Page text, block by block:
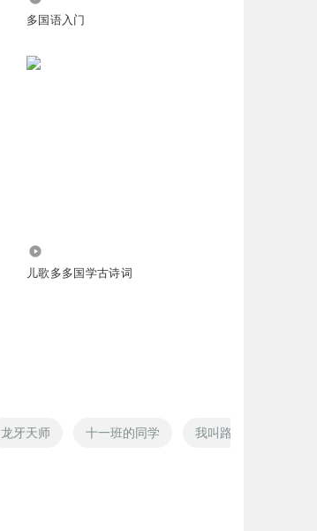
多国语入门
儿歌多多国学古诗词
龙牙天师 十一班的同学 我叫路牙